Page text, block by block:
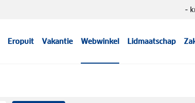
Eropuit Vakantie Webwinkel Lidmaatschap
-